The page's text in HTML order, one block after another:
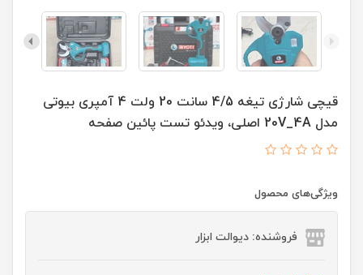
قیچی شارژی تیغه 4/5 سانت 20 ولت 4 آمپری بیوتی
مدل 20V_4A اصلی، ویدئو تست پائین صفحه
ویژگی‌های محصول
فروشنده: دیوالت ابزار